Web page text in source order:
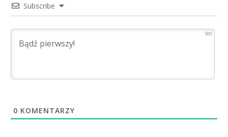
Subscribe
500
0 KOMENTARZY